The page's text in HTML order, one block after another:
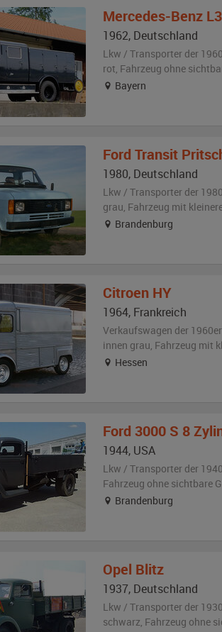
Mercedes-Benz
1962, Deutschland
Lkw / Transporter der
rot, Fahrzeug ohne
Bayern
Ford Transit
1980, Deutschland
Lkw / Transporter der
grau, Fahrzeug mit
Brandenburg
Citroen HY
1964, Frankreich
Verkaufswagen der
innen grau, Fahrzeug mit
Hessen
Ford 3000 S 8
1944, USA
Lkw / Transporter der
Fahrzeug ohne sichtbare
Brandenburg
Opel Blitz
1937, Deutschland
Lkw / Transporter der
schwarz, Fahrzeug ohne